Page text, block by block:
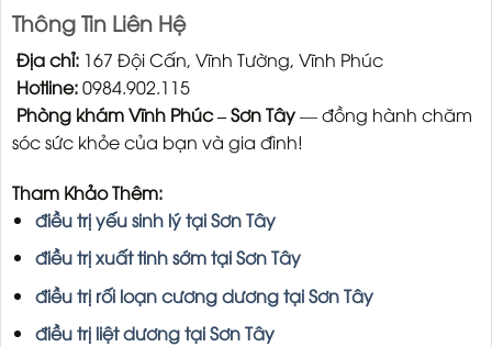
Thông Tin Liên Hệ
Địa chỉ: 167 Đội Cấn, Vĩnh Tường, Vĩnh Phúc
Hotline:0984.902.115
Phòng khám Vĩnh Phúc – Sơn Tây— đồng hành chăm
sóc sức khỏe của bạn và gia đình!
Tham Khảo Thêm:
điều trị yếu sinh lý tại Sơn Tây
điều trị xuất tinh sớm tại Sơn Tây
điều trị rối loạn cương dương tại Sơn Tây
điều trị liệt dương tại Sơn Tây